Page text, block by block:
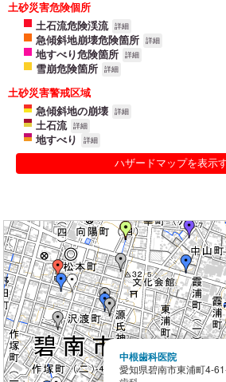
土砂災害危険個所
土石流危険渓流
詳細
急傾斜地崩壊危険箇所 詳細
地すべり危険箇所 詳細
雪崩危険箇所 詳細
土砂災害警戒区域
急傾斜地の崩壊
詳細
土石流 詳細
地すべり 詳細
ハザードマップを表示
中根歯科医院
愛知県碧南市東浦町4-